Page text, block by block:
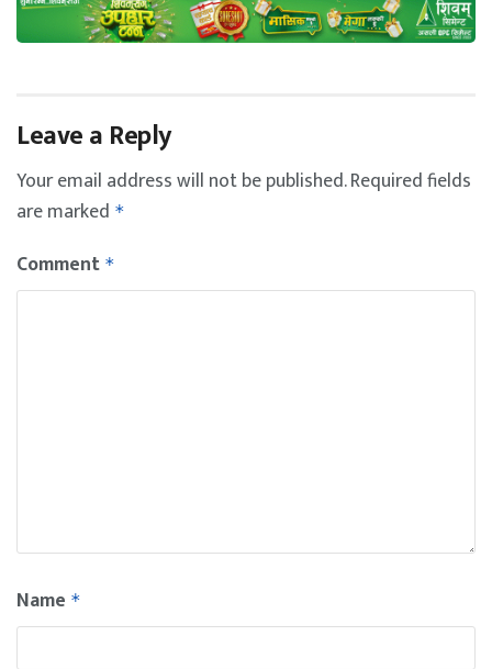
Leave a Reply
Your email address will not be published.Required fields
are marked *
Comment *
Name *